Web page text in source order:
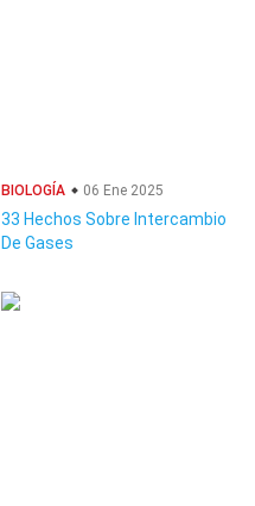
BIOLOGÍA 06 Ene 2025
33 Hechos Sobre Intercambio
De Gases